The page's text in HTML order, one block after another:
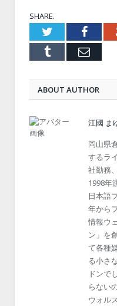
SHARE.
Twitter
Tumblr Email
ABOUT AUTHOR
江國 ま
岡山県
するラ
社勤務
1998年
日本語
年から
情報ウ
ン」を
て各種
る小さ
ドンで
らない
ウォル